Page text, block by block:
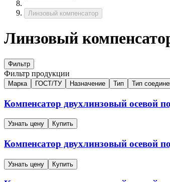
Линзовый компенсатор
Линзовый
Фильтр
Фильтр продукции
Марка ГОСТ/ТУ Назначение Тип Тип
Компенсатор двухлинзовый осевой
Узнать цену Купить
Компенсатор двухлинзовый осевой
Узнать цену Купить